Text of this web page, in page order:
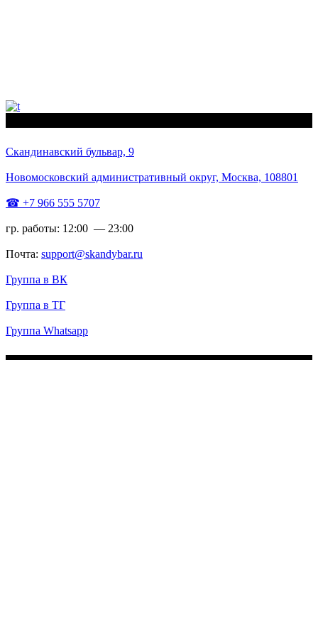
Скандинавский бульвар, 9
Новомосковский административный округ, Москва, 108801
☎ +7 966 555 5707
гр. работы: 12:00 — 23:00
Почта: support@skandybar.ru
Группа в ВК
Группа в ТГ
Группа Whatsapp